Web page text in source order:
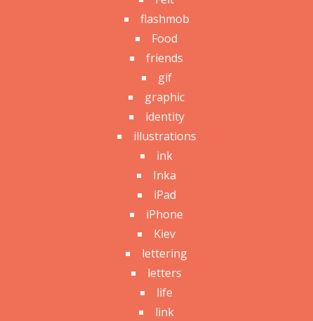
flashmob
Food
friends
gif
graphic
identity
illustrations
ink
Inka
iPad
iPhone
Kiev
lettering
letters
life
link